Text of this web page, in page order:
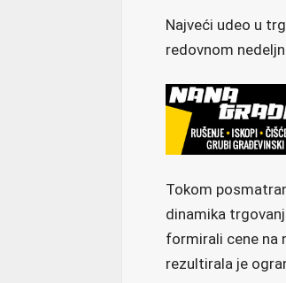
Najveći udeo u
redovnom
Tokom
dinamika
formirali cene na
rezultirala je